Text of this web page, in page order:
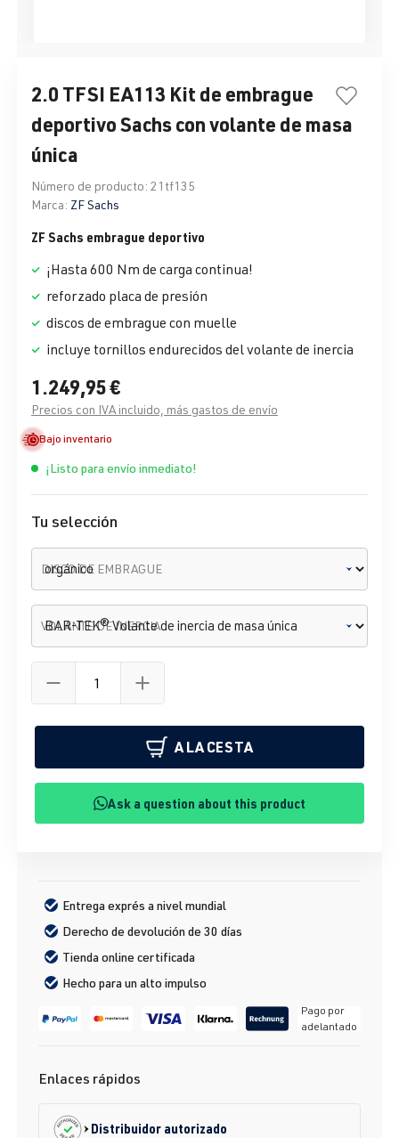
2.0 TFSI EA113 Kit de embrague
deportivo Sachs con volante de masa
única
Número de producto: 21tf135
Marca: ZF Sachs
ZF Sachs embrague deportivo
¡Hasta 600 Nm de carga continua!
reforzado placa de presión
discos de embrague con muelle
incluye tornillos endurecidos del volante de inercia
1.249,95 €
Precios con IVA incluido, más gastos de envío
Bajo inventario
¡Listo para envío inmediato!
Tu selección
DISCO DE EMBRAGUE
VOLANTE DE INERCIA
A LA CESTA
Ask a question about this product
Entrega exprés a nivel mundial
Derecho de devolución de 30 días
Tienda online certificada
Hecho para un alto impulso
Pago por
adelantado
Enlaces rápidos
Distribuidor autorizado